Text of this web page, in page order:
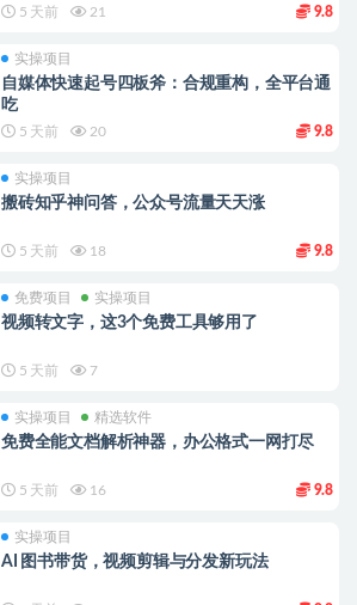
5 天前 21 9.8
实操项目
自媒体快速起号四板斧：合规重构，全平台通
吃
5 天前 20 9.8
实操项目
搬砖知乎神问答，公众号流量天天涨
5 天前 18 9.8
免费项目 实操项目
视频转文字，这3个免费工具够用了
5 天前 7
实操项目 精选软件
免费全能文档解析神器，办公格式一网打尽
5 天前 16 9.8
实操项目
AI 图书带货，视频剪辑与分发新玩法